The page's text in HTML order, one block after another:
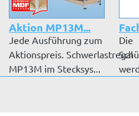
Aktion MP13M...
Jede Ausführung zum
Aktionspreis. Schwerlastregal
MP13M im Stecksys...
Die